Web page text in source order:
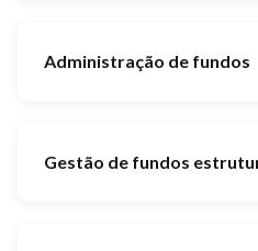
Administração de fundos
Gestão de fundos